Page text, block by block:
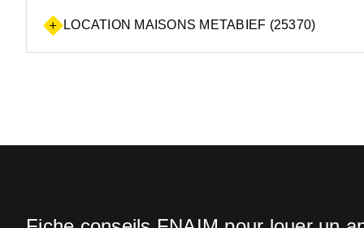
LOCATION MAISONS METABIEF (25370)